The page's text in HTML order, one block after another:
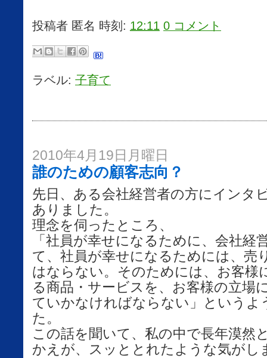
投稿者 匿名 時刻: 12:11 0 コメント
ラベル: 子育て
2010年4月19日月曜日
誰のための顧客志向？
先日、ある会社経営者の方にインタ
ありました。
理念を伺ったところ、
「社員が幸せになるために、会社経
て、社員が幸せになるためには、売
はならない。そのためには、お客様
る商品・サービスを、お客様の立場
ていかなければならない」というよ
た。
この話を聞いて、私の中で長年漠然
かえが、スッととれたような気がし